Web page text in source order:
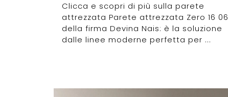
Clicca e scopri di più sulla parete
attrezzata Parete attrezzata Zero 16 06
della firma Devina Nais: è la soluzione
dalle linee moderne perfetta per ...